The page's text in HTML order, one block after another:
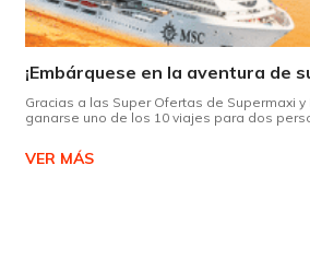
Gracias a las Super Ofertas de Supermaxi
ganarse uno de los 10 viajes para dos
VER MÁS